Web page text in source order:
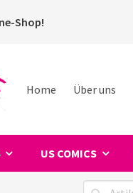
Shop!
Home Über uns
US COMICS